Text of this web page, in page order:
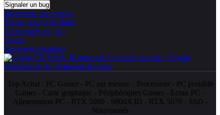
Signaler un bug
Recherche par marque
Toutes nos ventes flash
Nouveautés du jour
Soldes
Paiements sécurisés
Top Achat : PC Gamer- PC sur mesure - Processeur- PC portable
Gamer - Carte graphique - Périphériques Gamer - Ecran PC -
Alimentation PC - RTX 5080 - 9800X3D - RTX 5070 - SSD -
Nouveautés